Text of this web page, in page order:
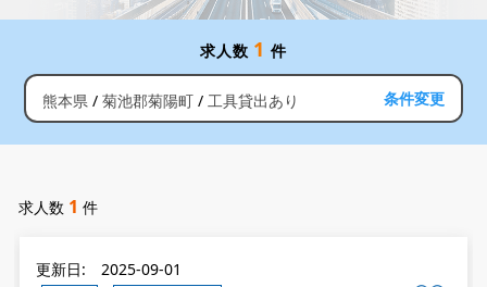
求人数 1 件
熊本県 菊池郡菊陽町 工具貸出あり 条件変更
求人数 1 件
更新日: 2025-09-01